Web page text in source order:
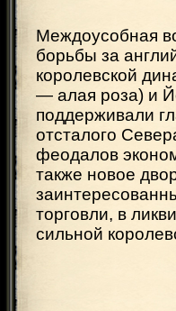
Междоусобная
борьбы за
королевской
— алая роза) и
поддерживали
отсталого
феодалов
также новое
торговли, в
сильной